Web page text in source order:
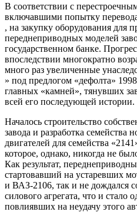
В соответствии с
включавшими попытку
, на закупку оборудования для
переднеприводных моделей
государственном банке.
впоследствии многократно
много раз увеличенные
» под предлогом «дефолта»
главных «камней», тянувших
всей его последующей истории.
Началось строительство
завода и разработка
двигателей для семейства
которое, однако, никогда не
Как результат,
стартовавший на устаревших
и ВАЗ-2106, так и не дождался
силового агрегата, что и стало
повлиявших на неудачу этого